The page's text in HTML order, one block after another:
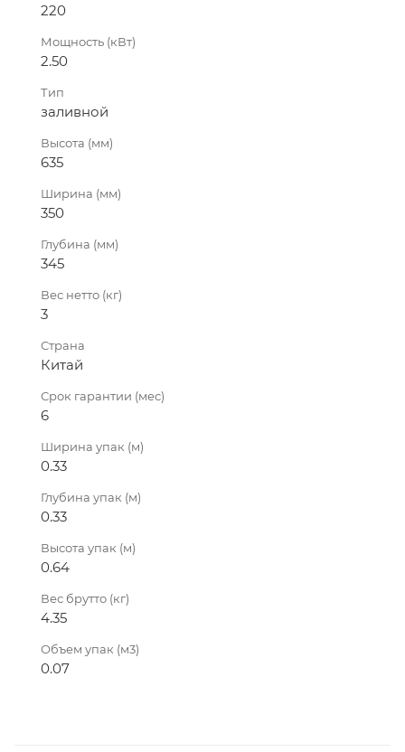
220
Мощность (кВт)
2.50
Тип
заливной
Высота (мм)
635
Ширина (мм)
350
Глубина (мм)
345
Вес нетто (кг)
3
Страна
Китай
Срок гарантии (мес)
6
Ширина упак (м)
0.33
Глубина упак (м)
0.33
Высота упак (м)
0.64
Вес брутто (кг)
4.35
Объем упак (м3)
0.07